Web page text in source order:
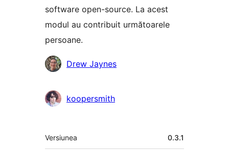
software open-source. La acest
modul au contribuit următoarele
persoane.
ContributoriDrew Jaynes
koopersmith
Meta
Versiunea 0.3.1